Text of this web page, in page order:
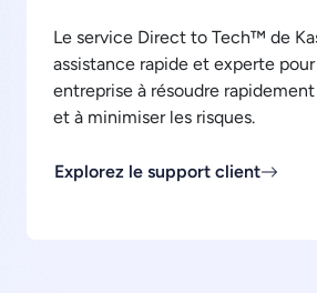
Le service Direct to Tech™ de
assistance rapide et experte
entreprise à résoudre
et à minimiser les risques.
Explorez le support client